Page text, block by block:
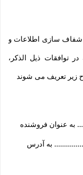
شفاف سازی اطلاعات و
توافقات ذیل الذکر،
زیر تعریف می شوند
به عنوان فروشنده
به آدرس